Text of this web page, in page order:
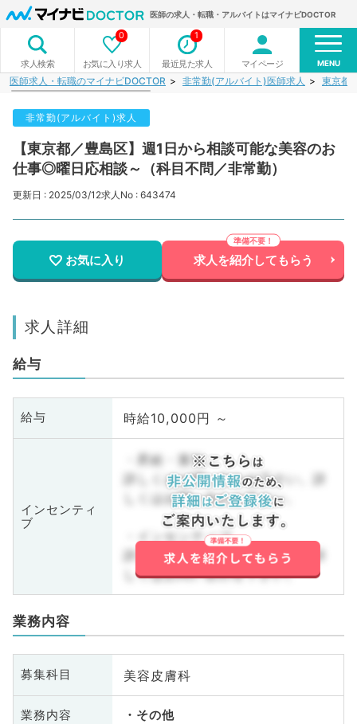
医師の求人・転職・アルバイトはマイナビDOCTOR
求人検索 お気に入り求人
0
最近見た求人
1
マイページ MENU
医師求人・転職のマイナビDOCTOR 非常勤(アルバイト)医師求人 東京都
非常勤(アルバイト)求人
【東京都／豊島区】週1日から相談可能な美容のお
仕事◎曜日応相談～（科目不問／非常勤）
更新日 : 2025/03/12求人No : 643474
お気に入り 求人を紹介してもらう
求人詳細
給与
給与 時給10,000円 ～
インセンティ
ブ
・昇給・賞与
詳しくはお問い合わせ下さい。詳
しくはお問い合わせ下さい。
・インセンティブ
詳しくはお問い合わせ下さい。詳
しくはお問い合わせ下さい。
業務内容
募集科目 美容皮膚科
業務内容 その他